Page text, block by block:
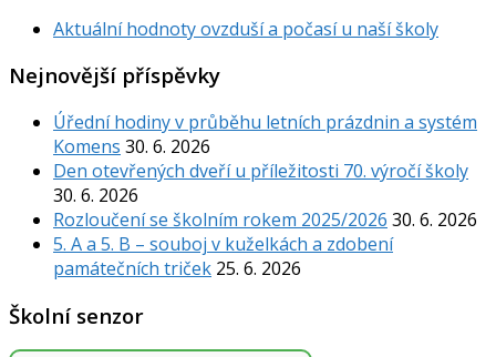
Aktuální hodnoty ovzduší a počasí u naší školy
Nejnovější příspěvky
Úřední hodiny v průběhu letních prázdnin a systém
Komens 30. 6. 2026
Den otevřených dveří u příležitosti 70. výročí školy
30. 6. 2026
Rozloučení se školním rokem 2025/2026 30. 6. 2026
5. A a 5. B – souboj v kuželkách a zdobení
památečních triček 25. 6. 2026
Školní senzor